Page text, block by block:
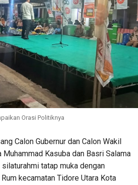
Orasi Politiknya
Calon Gubernur dan Calon Wakil
Muhammad Kasuba dan Basri Salama
tatap muka dengan
kecamatan Tidore Utara Kota